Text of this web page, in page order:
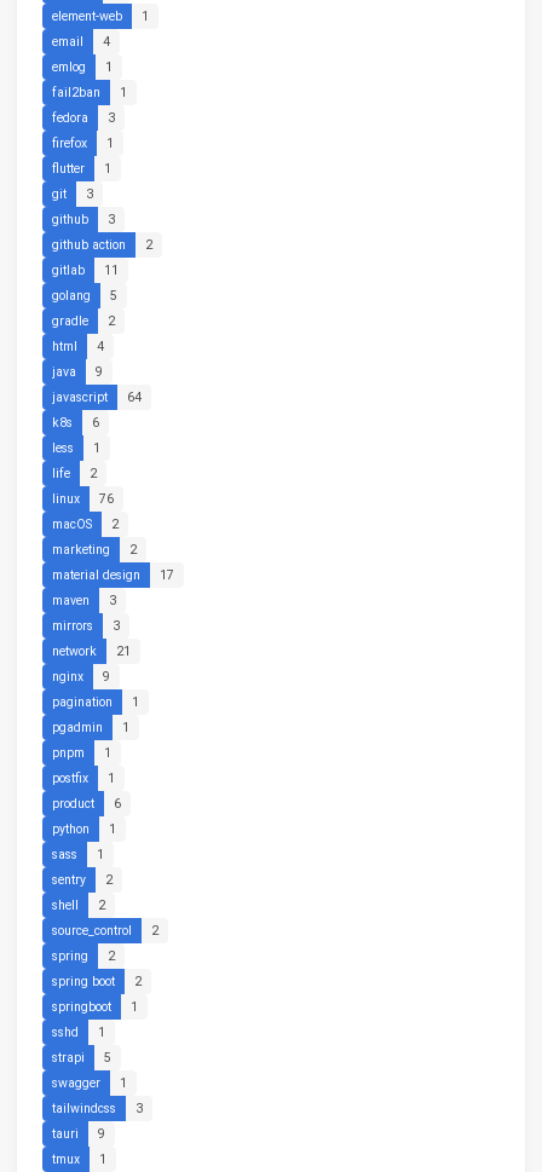
element-web
1
email
4
emlog
1
fail2ban
1
fedora
3
firefox
1
flutter
1
git
3
github
3
github action
2
gitlab
11
golang
5
gradle
2
html
4
java
9
javascript
64
k8s
6
less
1
life
2
linux
76
macOS
2
marketing
2
material design
17
maven
3
mirrors
3
network
21
nginx
9
pagination
1
pgadmin
1
pnpm
1
postfix
1
product
6
python
1
sass
1
sentry
2
shell
2
source_control
2
spring
2
spring boot
2
springboot
1
sshd
1
strapi
5
swagger
1
tailwindcss
3
tauri
9
tmux
1